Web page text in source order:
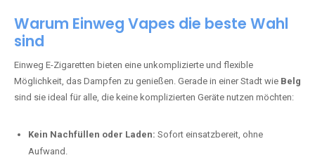
Warum Einweg Vapes die beste Wahl
sind
Einweg E-Zigaretten bieten eine unkomplizierte und flexible
Möglichkeit, das Dampfen zu genießen. Gerade in einer Stadt wie Belg
sind sie ideal für alle, die keine komplizierten Geräte nutzen möchten:
Kein Nachfüllen oder Laden: Sofort einsatzbereit, ohne
Aufwand.